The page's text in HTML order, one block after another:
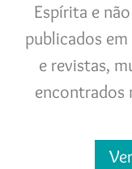
Espírita e
publicados
e revistas,
encontrados